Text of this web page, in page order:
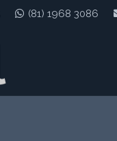
(81) 1968 3086